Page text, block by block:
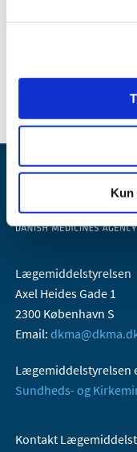
Kun
2007 (3)
Lægemiddelstyrelsen
Axel Heides Gade 1
2300 København S
Email:
Lægemiddelstyrelsen
Sundheds- og
Kontakt